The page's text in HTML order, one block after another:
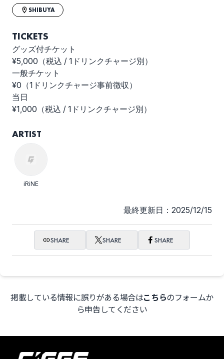
SHIBUYA
TICKETS
グッズ付チケット
¥5,000（税込 / 1ドリンクチャージ別）
一般チケット
¥0（1ドリンクチャージ事前徴収）
当日
¥1,000（税込 / 1ドリンクチャージ別）
ARTIST
iRiNE
最終更新日：2025/12/15
SHARE SHARE SHARE
掲載している情報に誤りがある場合はこちらのフォームか
ら申告してください